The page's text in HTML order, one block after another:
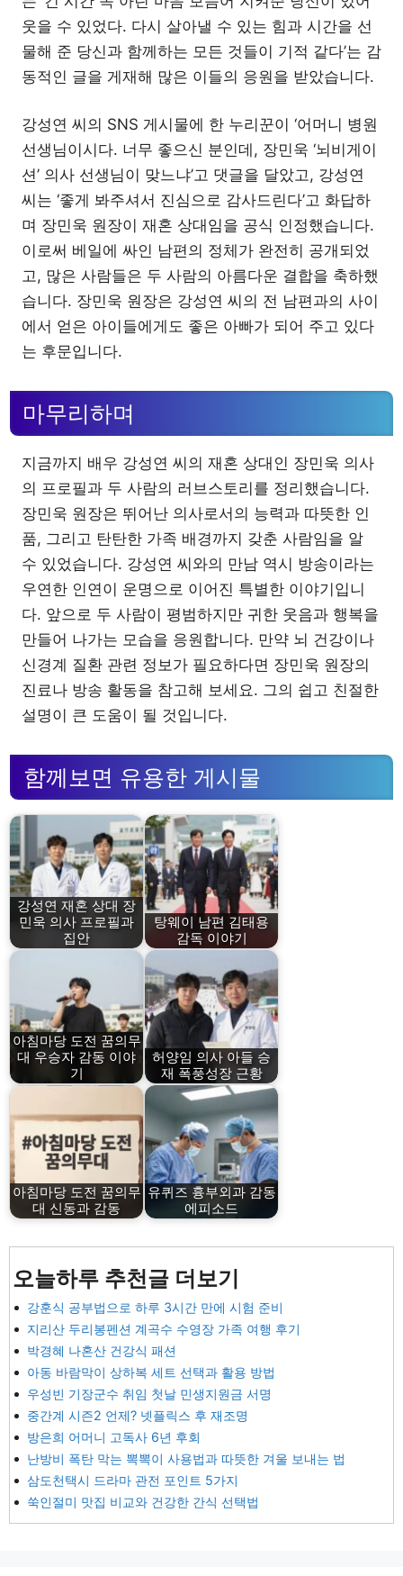
웃을 수 있었다. 다시 살아낼 수 있는 힘과 시간을 선
물해 준 당신과 함께하는 모든 것들이 기적 같다’는 감
동적인 글을 게재해 많은 이들의 응원을 받았습니다.
강성연 씨의 SNS 게시물에 한 누리꾼이 ‘어머니 병원
선생님이시다. 너무 좋으신 분인데, 장민욱 ‘뇌비게이
션’ 의사 선생님이 맞느냐’고 댓글을 달았고, 강성연
씨는 ‘좋게 봐주셔서 진심으로 감사드린다’고 화답하
며 장민욱 원장이 재혼 상대임을 공식 인정했습니다.
이로써 베일에 싸인 남편의 정체가 완전히 공개되었
고, 많은 사람들은 두 사람의 아름다운 결합을 축하했
습니다. 장민욱 원장은 강성연 씨의 전 남편과의 사이
에서 얻은 아이들에게도 좋은 아빠가 되어 주고 있다
는 후문입니다.
마무리하며
지금까지 배우 강성연 씨의 재혼 상대인 장민욱 의사
의 프로필과 두 사람의 러브스토리를 정리했습니다.
장민욱 원장은 뛰어난 의사로서의 능력과 따뜻한 인
품, 그리고 탄탄한 가족 배경까지 갖춘 사람임을 알
수 있었습니다. 강성연 씨와의 만남 역시 방송이라는
우연한 인연이 운명으로 이어진 특별한 이야기입니
다. 앞으로 두 사람이 평범하지만 귀한 웃음과 행복을
만들어 나가는 모습을 응원합니다. 만약 뇌 건강이나
신경계 질환 관련 정보가 필요하다면 장민욱 원장의
진료나 방송 활동을 참고해 보세요. 그의 쉽고 친절한
설명이 큰 도움이 될 것입니다.
함께보면 유용한 게시물
강성연 재혼 상대 장
민욱 의사 프로필과
집안
탕웨이 남편 김태용
감독 이야기
아침마당 도전 꿈의무
대 우승자 감동 이야
기
허양임 의사 아들 승
재 폭풍성장 근황
아침마당 도전 꿈의무
대 신동과 감동
유퀴즈 흉부외과 감동
에피소드
오늘하루 추천글 더보기
강훈식 공부법으로 하루 3시간 만에 시험 준비
지리산 두리봉펜션 계곡수 수영장 가족 여행 후기
박경혜 나혼산 건강식 패션
아동 바람막이 상하복 세트 선택과 활용 방법
우성빈 기장군수 취임 첫날 민생지원금 서명
중간계 시즌2 언제? 넷플릭스 후 재조명
방은희 어머니 고독사 6년 후회
난방비 폭탄 막는 뽁뽁이 사용법과 따뜻한 겨울 보내는 법
삼도천택시 드라마 관전 포인트 5가지
쑥인절미 맛집 비교와 건강한 간식 선택법